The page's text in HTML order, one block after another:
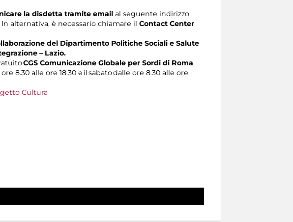
la disdetta tramite email al seguente indirizzo:
In alternativa, è necessario chiamare il Contact Center
del Dipartimento Politiche Sociali e Salute
– Lazio.
CGS Comunicazione Globale per Sordi di Roma
8.30 alle ore 18.30 e il sabato dalle ore 8.30 alle ore
Cultura